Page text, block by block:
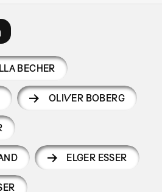
BECHER
OLIVER BOBERG
ELGER ESSER